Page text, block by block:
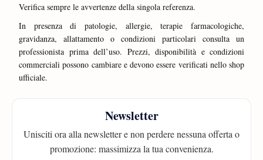
Verifica sempre le avvertenze della singola referenza.
In presenza di patologie, allergie, terapie farmacologiche,
gravidanza, allattamento o condizioni particolari consulta un
professionista prima dell’uso. Prezzi, disponibilità e condizioni
commerciali possono cambiare e devono essere verificati nello shop
ufficiale.
Newsletter
Unisciti ora alla newsletter e non perdere nessuna offerta o
promozione: massimizza la tua convenienza.